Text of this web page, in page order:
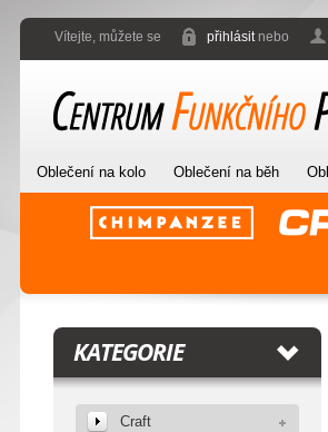
Vítejte, můžete se přihlásitnebo
Oblečení na kolo Oblečení na běh
KATEGORIE
Craft